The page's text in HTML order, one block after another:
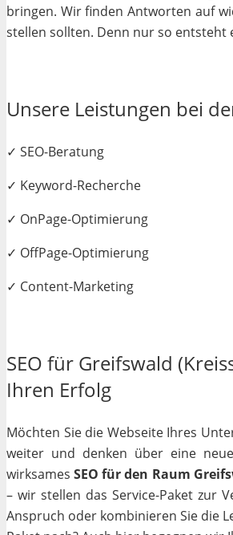
bringen. Wir finden Antworten auf
stellen sollten. Denn nur so
Unsere Leistungen bei
✓ SEO-Beratung
✓ Keyword-Recherche
✓ OnPage-Optimierung
✓ OffPage-Optimierung
✓ Content-Marketing
SEO für Greifswald
Ihren Erfolg
Möchten Sie die Webseite Ihres
weiter und denken über eine
wirksamesSEO für den Raum
– wir stellen das Service-Paket zur
Anspruch oder kombinieren Sie die